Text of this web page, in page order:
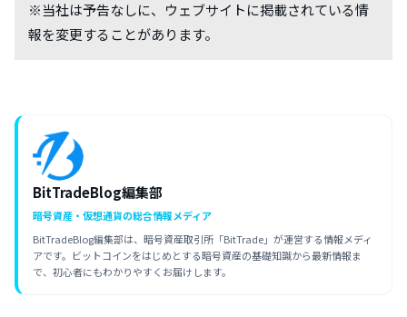
※当社は予告なしに、ウェブサイトに掲載されている情
報を変更することがあります。
BitTradeBlog編集部
暗号資産・仮想通貨の総合情報メディア
BitTradeBlog編集部は、暗号資産取引所「BitTrade」が運営する情報メディ
アです。ビットコインをはじめとする暗号資産の基礎知識から最新情報ま
で、初心者にもわかりやすくお届けします。